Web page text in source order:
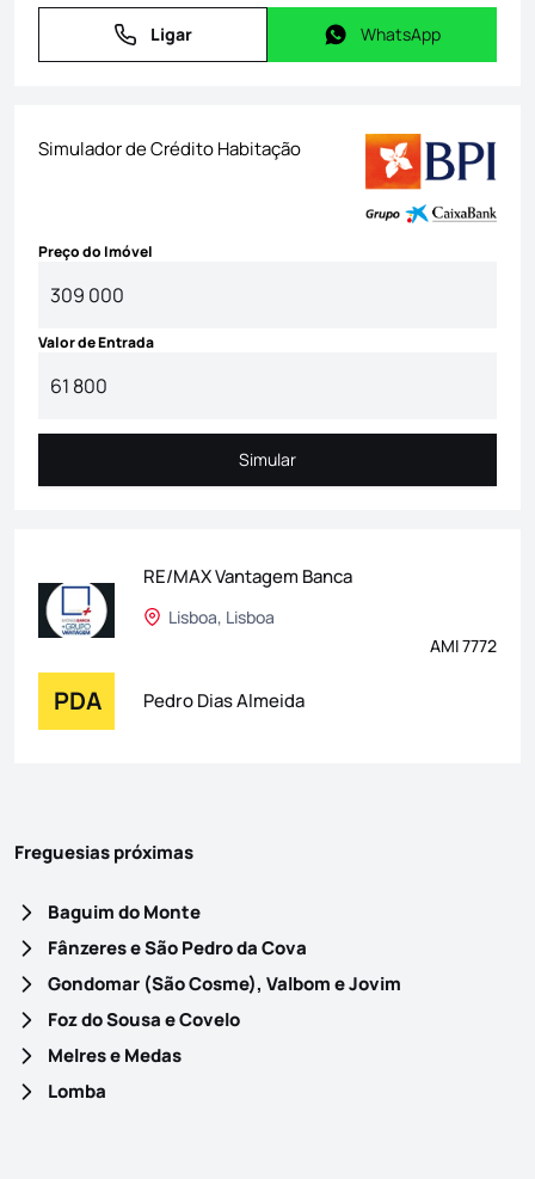
Ligar
Ligar WhatsApp
WhatsApp
Simulador de Crédito Habitação
Preço do Imóvel
Valor de Entrada
Simular
Simular
RE/MAX Vantagem Banca
Lisboa, Lisboa
AMI 7772
PDA Pedro Dias Almeida
Freguesias próximas
Baguim do Monte
Fânzeres e São Pedro da Cova
Gondomar (São Cosme), Valbom e Jovim
Foz do Sousa e Covelo
Melres e Medas
Lomba